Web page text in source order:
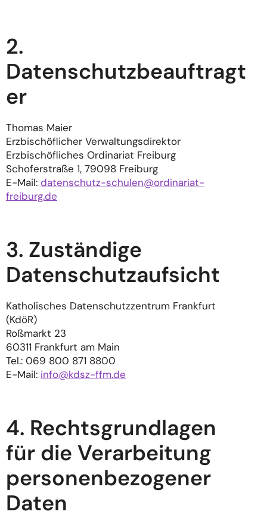
2.
Datenschutzbeauftragt
er
Thomas Maier
Erzbischöflicher Verwaltungsdirektor
Erzbischöfliches Ordinariat Freiburg
Schoferstraße 1, 79098 Freiburg
E-Mail: datenschutz-schulen@ordinariat-
freiburg.de
3. Zuständige
Datenschutzaufsicht
Katholisches Datenschutzzentrum Frankfurt
(KdöR)
Roßmarkt 23
60311 Frankfurt am Main
Tel.: 069 800 871 8800
E-Mail: info@kdsz-ffm.de
4. Rechtsgrundlagen
für die Verarbeitung
personenbezogener
Daten